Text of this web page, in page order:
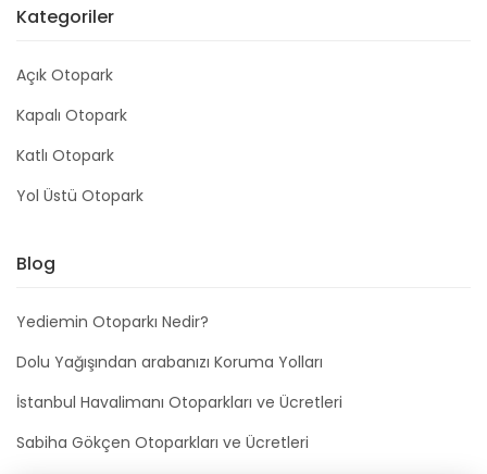
Kategoriler
Açık Otopark
Kapalı Otopark
Katlı Otopark
Yol Üstü Otopark
Blog
Yediemin Otoparkı Nedir?
Dolu Yağışından arabanızı Koruma Yolları
İstanbul Havalimanı Otoparkları ve Ücretleri
Sabiha Gökçen Otoparkları ve Ücretleri